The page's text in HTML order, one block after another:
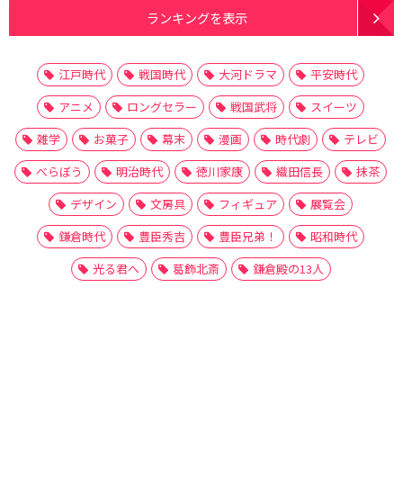
ランキングを表示
江戸時代 戦国時代 大河ドラマ
平安時代
アニメ
ロングセラー 戦国武将
スイーツ
雑学
お菓子 幕末 漫画 時代劇
テレビ
べらぼう
明治時代 徳川家康 織田信長
抹茶
デザイン
文房具 フィギュア
展覧会
鎌倉時代
豊臣秀吉 豊臣兄弟！
昭和時代
光る君へ
葛飾北斎 鎌倉殿の13人